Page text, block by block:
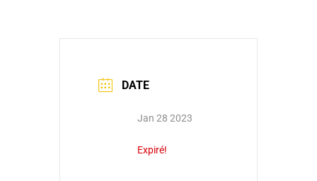
DATE
Jan 28 2023
Expiré!